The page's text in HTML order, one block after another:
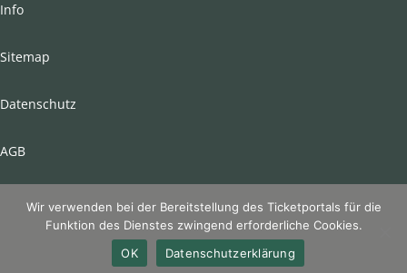
Info
Sitemap
Datenschutz
AGB
Impressum
Wir verwenden bei der Bereitstellung des Ticketportals für die
Funktion des Dienstes zwingend erforderliche Cookies.
OK
Datenschutzerklärung